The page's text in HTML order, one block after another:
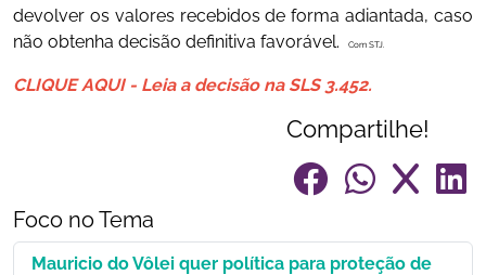
devolver os valores recebidos de forma adiantada, caso
não obtenha decisão definitiva favorável.
Com STJ.
CLIQUE AQUI - Leia a decisão na SLS 3.452.
Compartilhe!
Foco no Tema
Mauricio do Vôlei quer política para proteção de